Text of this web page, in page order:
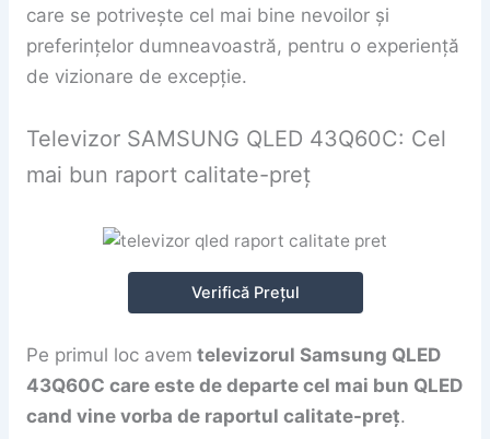
care se potrivește cel mai bine nevoilor și
preferințelor dumneavoastră, pentru o experiență
de vizionare de excepție.
Televizor SAMSUNG QLED 43Q60C: Cel
mai bun raport calitate-preț
Verifică Prețul
Pe primul loc avem televizorul Samsung QLED
43Q60C care este de departe cel mai bun QLED
cand vine vorba de raportul calitate-preț.